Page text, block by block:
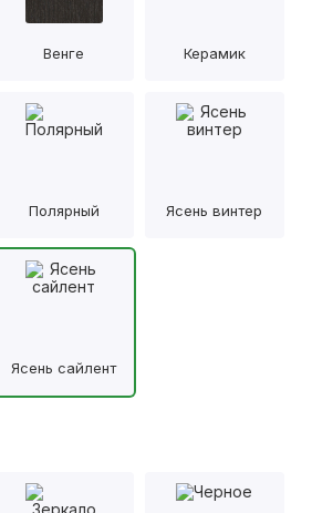
Венге Керамик
Полярный Ясень винтер
Ясень сайлент